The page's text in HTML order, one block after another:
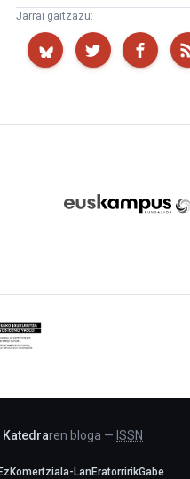
Jarrai gaitzazu:
ren bloga — ISSN
LanEratorririkGabe